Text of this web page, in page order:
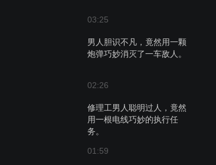
03:25
男人胆识不凡，竟然用一颗
炮弹巧妙消灭了一车敌人。
02:26
修理工男人聪明过人，竟然
用一根电线巧妙的执行任
务。
01:59